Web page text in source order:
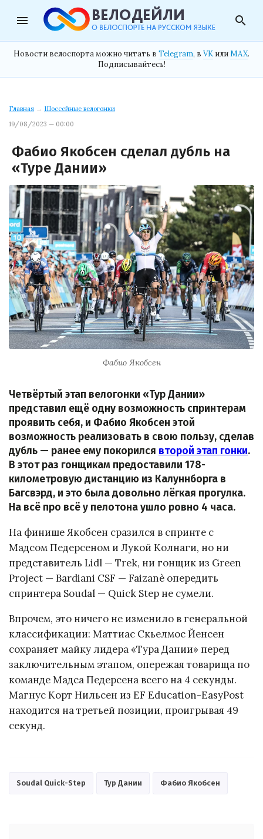
menu search
Новости велоспорта можно читать в Telegram, в VK илиMAX.
Подписывайтесь!
Главная → Шоссейные велогонки
19/08/2023 — 00:00
Фабио Якобсен сделал дубль на
«Туре Дании»
Фабио Якобсен
Четвёртый этап велогонки «Тур Дании»
представил ещё одну возможность спринтерам
проявить себя, и Фабио Якобсен этой
возможность реализовать в свою пользу, сделав
дубль — ранее ему покорился второй этап гонки.
В этот раз гонщикам предоставили 178-
километровую дистанцию из Калуннборга в
Багсвэрд, и это была довольно лёгкая прогулка.
На всё про всё у пелотона ушло ровно 4 часа.
На финише Якобсен сразился в спринте с
Мадсом Педерсеном и Лукой Колнаги, но ни
представитель Lidl — Trek, ни гонщик из Green
Project — Bardiani CSF — Faizanè опередить
спринтера Soudal — Quick Step не сумели.
Впрочем, это ничего не изменило в генеральной
классификации: Маттиас Скьелмос Йенсен
сохраняет майку лидера «Тура Дании» перед
заключительным этапом, опережая товарища по
команде Мадса Педерсена всего на 4 секунды.
Магнус Корт Нильсен из EF Education-EasyPost
находится на третьей позиции, проигрывая 49
секунд.
Soudal Quick-Step Тур Дании Фабио Якобсен